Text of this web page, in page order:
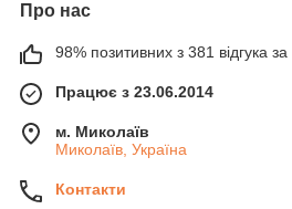
Про нас
98% позитивних з 381 відгука за
Працює з 23.06.2014
м. Миколаїв
Миколаїв, Україна
Контакти